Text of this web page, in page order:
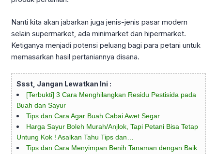
Nanti kita akan jabarkan juga jenis-jenis pasar modern
selain supermarket, ada minimarket dan hipermarket.
Ketiganya menjadi potensi peluang bagi para petani untuk
memasarkan hasil pertaniannya disana.
Ssst, Jangan Lewatkan Ini :
[Terbukti] 3 Cara Menghilangkan Residu Pestisida pada
Buah dan Sayur
Tips dan Cara Agar Buah Cabai Awet Segar
Harga Sayur Boleh Murah/Anjlok, Tapi Petani Bisa Tetap
Untung Kok ! Asalkan Tahu Tips dan…
Tips dan Cara Menyimpan Benih Tanaman dengan Baik